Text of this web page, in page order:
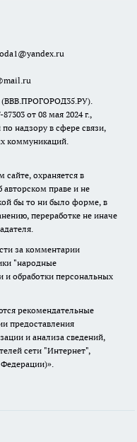
(ВВВ.ПРОГОРОД35.РУ).
от 08 мая 2024 г.,
надзору в сфере связи,
коммуникаций.
охраняется в
авторском праве и не
бы то ни было форме, в
переработке не иначе
за комментарии
"народные
и обработки персональных
рекомендательные
предоставления
и анализа сведений,
сети "Интернет",